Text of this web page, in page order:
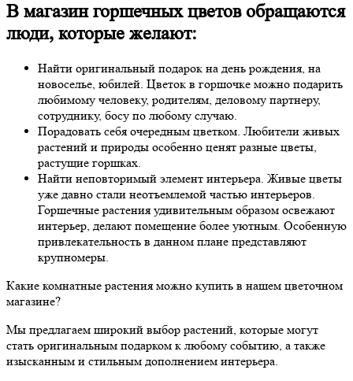
В магазин горшечных цветов обращаются
люди, которые желают:
Найти оригинальный подарок на день рождения, на
новоселье, юбилей. Цветок в горшочке можно подарить
любимому человеку, родителям, деловому партнеру,
сотруднику, босу по любому случаю.
Порадовать себя очередным цветком. Любители живых
растений и природы особенно ценят разные цветы,
растущие горшках.
Найти неповторимый элемент интерьера. Живые цветы
уже давно стали неотъемлемой частью интерьеров.
Горшечные растения удивительным образом освежают
интерьер, делают помещение более уютным. Особенную
привлекательность в данном плане представляют
крупномеры.
Какие комнатные растения можно купить в нашем цветочном
магазине?
Мы предлагаем широкий выбор растений, которые могут
стать оригинальным подарком к любому событию, а также
изысканным и стильным дополнением интерьера.